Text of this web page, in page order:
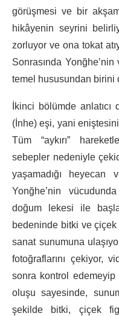
görüşmesi ve bir
hikâyenin seyrini
zorluyor ve ona tokat
Sonrasında
temel hususundan birini
İkinci bölümde
(İnhe) eşi, yani
Tüm “aykırı”
sebepler nedeniyle
yaşamadığı heyecan
Yonğhe’nin
doğum lekesi ile
bedeninde bitki ve
sanat sunumuna
fotoğraflarını çekiyor,
sonra kontrol
oluşu sayesinde,
şekilde bitki, çiçek